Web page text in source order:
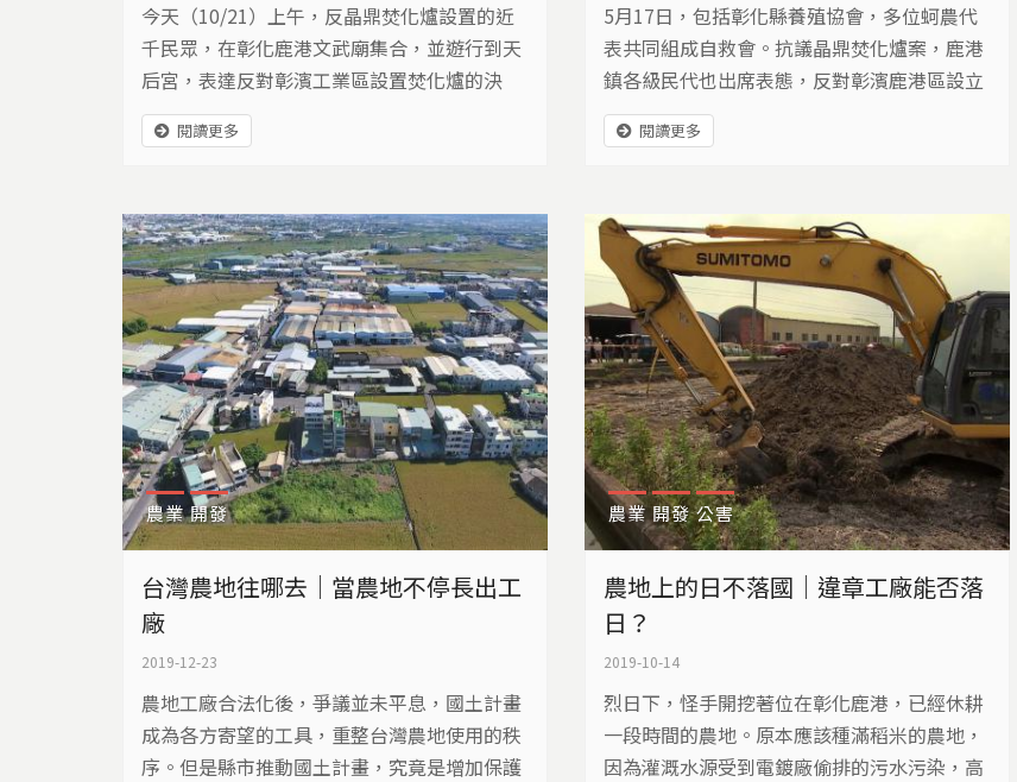
今天（10/21）上午，反晶鼎焚化爐設置的近
千民眾，在彰化鹿港文武廟集合，並遊行到天
后宮，表達反對彰濱工業區設置焚化爐的決
心。出發之前，甚至以悲情象徵找來孝女白琴
下跪哭訴，遊行隊伍最後走至當地信仰中心天
化爐撤案。​ 經濟部工業局為了去化各個工業區
產生的事業廢棄物，依照促參條例鼓勵業者設
立資源化處理中心。前幾年彰濱工業區鹿港區
就通過「晶鼎焚化爐案」，...
閱讀更多
5月17日，包括彰化縣養殖協會，多位蚵農代
表共同組成自救會。抗議晶鼎焚化爐案，鹿港
鎮各級民代也出席表態，反對彰濱鹿港區設立
事業廢棄物焚化爐。
閱讀更多
農業 開發
台灣農地往哪去｜當農地不停長出工
廠
2019-12-23
農地工廠合法化後，爭議並未平息，國土計畫
成為各方寄望的工具，重整台灣農地使用的秩
序。但是縣市推動國土計畫，究竟是增加保護
農業 開發 公害
農地上的日不落國｜違章工廠能否落
日？
2019-10-14
烈日下，怪手開挖著位在彰化鹿港，已經休耕
一段時間的農地。原本應該種滿稻米的農地，
因為灌溉水源受到電鍍廠偷排的污水污染，高